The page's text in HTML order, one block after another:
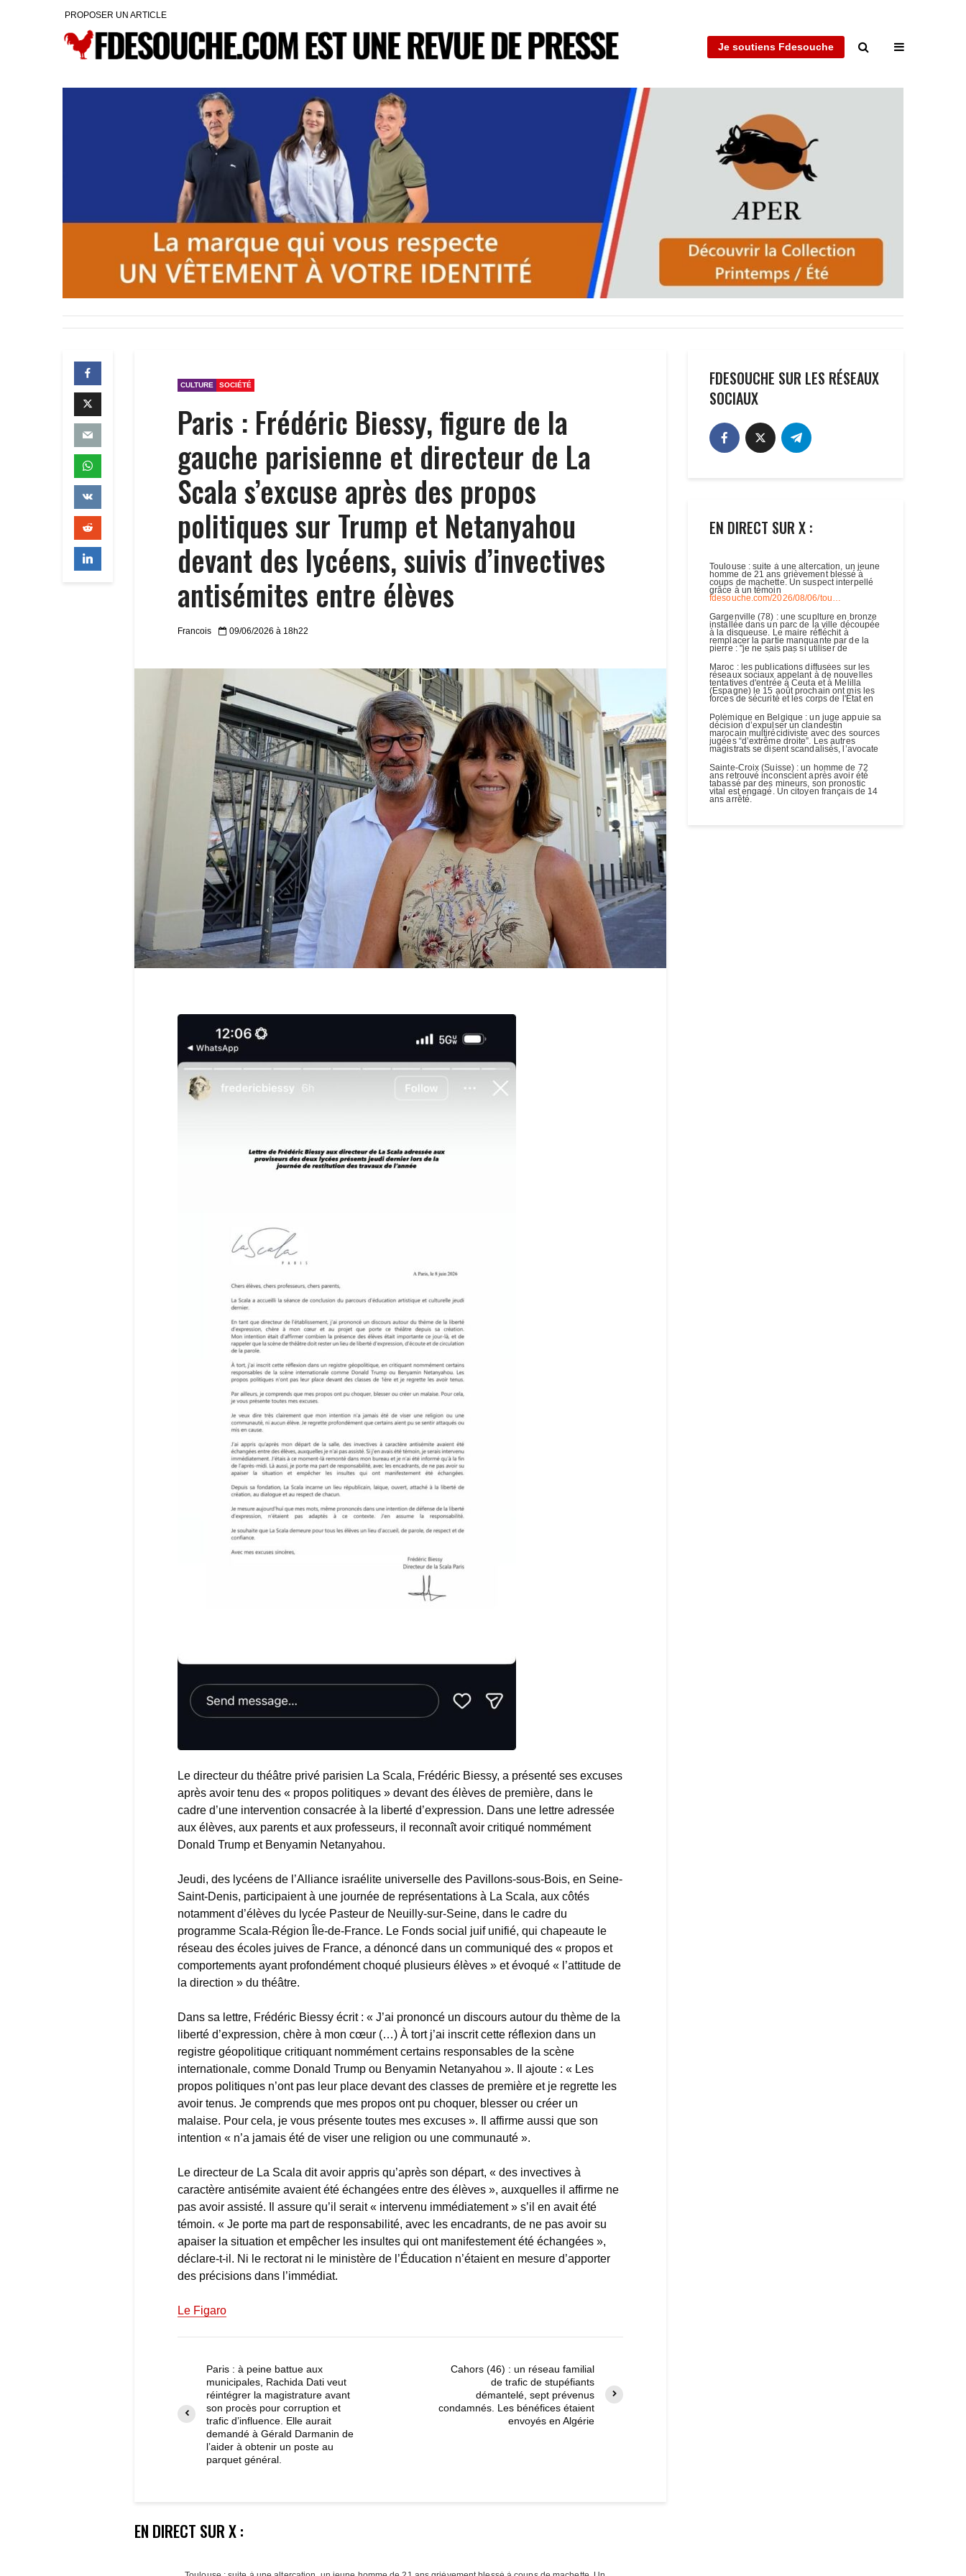
PROPOSER UN ARTICLE
Je soutiens Fdesouche
CULTURE SOCIÉTÉ
Paris : Frédéric Biessy, figure de la
gauche parisienne et directeur de La
Scala s’excuse après des propos
politiques sur Trump et Netanyahou
devant des lycéens, suivis d’invectives
antisémites entre élèves
Francois 09/06/2026 à 18h22
Le directeur du théâtre privé parisien La Scala, Frédéric Biessy, a présenté ses excuses
après avoir tenu des « propos politiques » devant des élèves de première, dans le
cadre d’une intervention consacrée à la liberté d’expression. Dans une lettre adressée
aux élèves, aux parents et aux professeurs, il reconnaît avoir critiqué nommément
Donald Trump et Benyamin Netanyahou.
Jeudi, des lycéens de l’Alliance israélite universelle des Pavillons-sous-Bois, en Seine-
Saint-Denis, participaient à une journée de représentations à La Scala, aux côtés
notamment d’élèves du lycée Pasteur de Neuilly-sur-Seine, dans le cadre du
programme Scala-Région Île-de-France. Le Fonds social juif unifié, qui chapeaute le
réseau des écoles juives de France, a dénoncé dans un communiqué des « propos et
comportements ayant profondément choqué plusieurs élèves » et évoqué « l’attitude de
la direction » du théâtre.
Dans sa lettre, Frédéric Biessy écrit : « J’ai prononcé un discours autour du thème de la
liberté d’expression, chère à mon cœur (…) À tort j’ai inscrit cette réflexion dans un
registre géopolitique critiquant nommément certains responsables de la scène
internationale, comme Donald Trump ou Benyamin Netanyahou ». Il ajoute : « Les
propos politiques n’ont pas leur place devant des classes de première et je regrette les
avoir tenus. Je comprends que mes propos ont pu choquer, blesser ou créer un
malaise. Pour cela, je vous présente toutes mes excuses ». Il affirme aussi que son
intention « n’a jamais été de viser une religion ou une communauté ».
Le directeur de La Scala dit avoir appris qu’après son départ, « des invectives à
caractère antisémite avaient été échangées entre des élèves », auxquelles il affirme ne
pas avoir assisté. Il assure qu’il serait « intervenu immédiatement » s’il en avait été
témoin. « Je porte ma part de responsabilité, avec les encadrants, de ne pas avoir su
apaiser la situation et empêcher les insultes qui ont manifestement été échangées »,
déclare-t-il. Ni le rectorat ni le ministère de l’Éducation n’étaient en mesure d’apporter
des précisions dans l’immédiat.
Le Figaro
Paris : à peine battue aux
municipales, Rachida Dati veut
réintégrer la magistrature avant
son procès pour corruption et
trafic d’influence. Elle aurait
demandé à Gérald Darmanin de
l’aider à obtenir un poste au
parquet général.
Cahors (46) : un réseau familial
de trafic de stupéfiants
démantelé, sept prévenus
condamnés. Les bénéfices étaient
envoyés en Algérie
EN DIRECT SUR X :
FDESOUCHE SUR LES RÉSEAUX
SOCIAUX
EN DIRECT SUR X :